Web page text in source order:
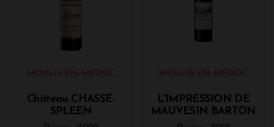
MOULIS-EN-MÉDOC
Château CHASSE-
SPLEEN
MOULIS-EN-MÉDOC
L'IMPRESSION DE
MAUVESIN BARTON